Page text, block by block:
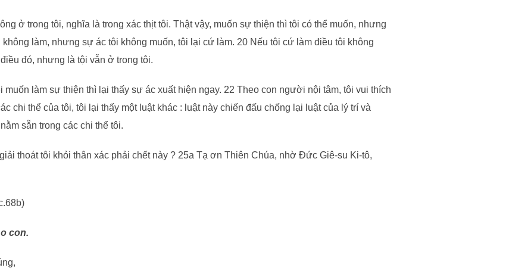
ở trong tôi, nghĩa là trong xác thịt tôi. Thật vậy, muốn sự thiện thì tôi có thể muốn, nhưng
làm, nhưng sự ác tôi không muốn, tôi lại cứ làm. 20 Nếu tôi cứ làm điều tôi không
đó, nhưng là tội vẫn ở trong tôi.
muốn làm sự thiện thì lại thấy sự ác xuất hiện ngay. 22 Theo con người nội tâm, tôi vui thích
chi thể của tôi, tôi lại thấy một luật khác : luật này chiến đấu chống lại luật của lý trí và
sẵn trong các chi thể tôi.
thoát tôi khỏi thân xác phải chết này ? 25a Tạ ơn Thiên Chúa, nhờ Đức Giê-su Ki-tô,
con.